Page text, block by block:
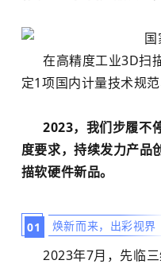
在高精度工业3D扫
定1项国内计量技术规范
2023，我们步履不
度要求，持续发力产品
描软硬件新品。
01 焕新而来，出彩视界
2023年7月，先临三